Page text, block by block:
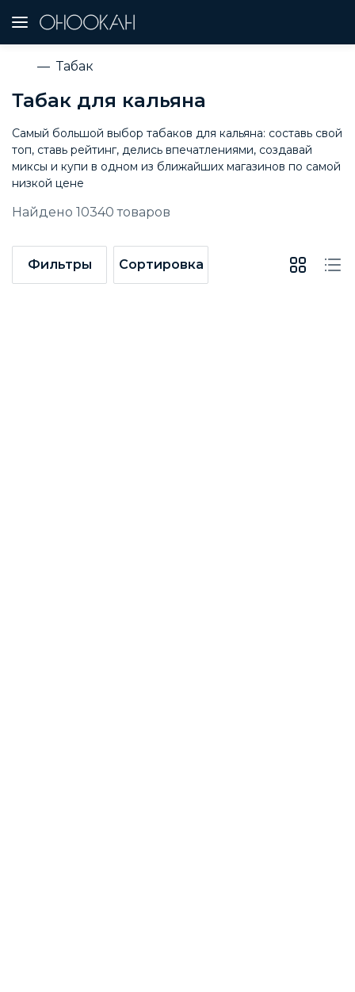
Табак
Табак для кальяна
Самый большой выбор табаков для кальяна: составь свой
топ, ставь рейтинг, делись впечатлениями, создавай
миксы и купи в одном из ближайших магазинов по самой
низкой цене
Найдено 10340 товаров
Фильтры Сортировка